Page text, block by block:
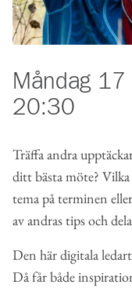
Måndag
20:30
Träffa andra
ditt bästa möte?
tema på terminen
av andras tips och
Den här digitala
Då får både